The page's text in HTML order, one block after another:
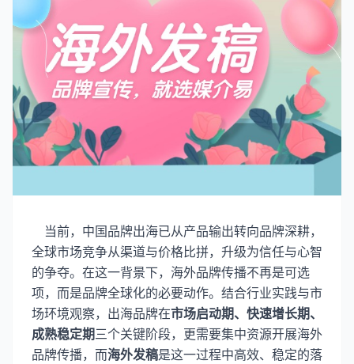
当前，中国品牌出海已从产品输出转向品牌深耕，
全球市场竞争从渠道与价格比拼，升级为信任与心智
的争夺。在这一背景下，海外品牌传播不再是可选
项，而是品牌全球化的必要动作。结合行业实践与市
场环境观察，出海品牌在市场启动期、快速增长期、
成熟稳定期三个关键阶段，更需要集中资源开展海外
品牌传播，而海外发稿是这一过程中高效、稳定的落